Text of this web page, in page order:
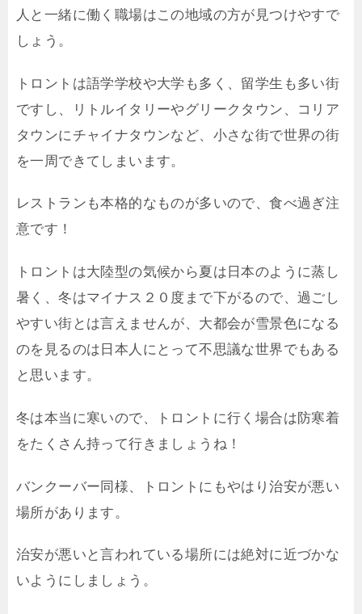
人と一緒に働く職場はこの地域の方が見つけやすで
しょう。
トロントは語学学校や大学も多く、留学生も多い街
ですし、リトルイタリーやグリークタウン、コリア
タウンにチャイナタウンなど、小さな街で世界の街
を一周できてしまいます。
レストランも本格的なものが多いので、食べ過ぎ注
意です！
トロントは大陸型の気候から夏は日本のように蒸し
暑く、冬はマイナス２０度まで下がるので、過ごし
やすい街とは言えませんが、大都会が雪景色になる
のを見るのは日本人にとって不思議な世界でもある
と思います。
冬は本当に寒いので、トロントに行く場合は防寒着
をたくさん持って行きましょうね！
バンクーバー同様、トロントにもやはり治安が悪い
場所があります。
治安が悪いと言われている場所には絶対に近づかな
いようにしましょう。